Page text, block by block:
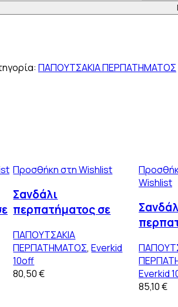
ΠΑΠΟΥΤΣΑΚΙΑ ΠΕΡΠΑΤΗΜΑΤΟΣ
Προσθήκη στη Wishlist
Σανδάλι
περπατήματος σε
διακοσμημένο με
τούλι και φτερά σε
dusty pink και πέρλες
ΠΑΠΟΥΤΣΑΚΙΑ
ΠΕΡΠΑΤΗΜΑΤΟΣ,Everkid
10off
80,50€
Wishlist
δέρμα
με
Everkid
85,10€